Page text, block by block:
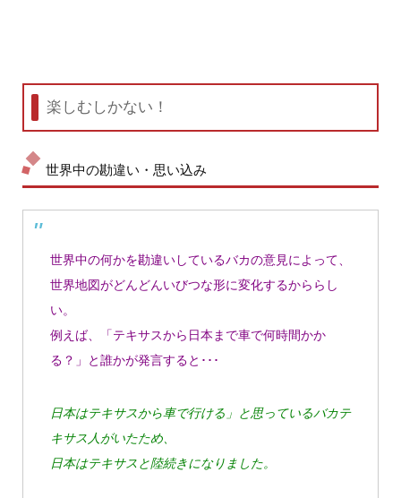
楽しむしかない！
世界中の勘違い・思い込み
世界中の何かを勘違いしているバカの意見によって、
世界地図がどんどんいびつな形に変化するかららし
い。
例えば、「テキサスから日本まで車で何時間かか
る？」と誰かが発言すると･･･
日本はテキサスから車で行ける」と思っているバカテ
キサス人がいたため、
日本はテキサスと陸続きになりました。